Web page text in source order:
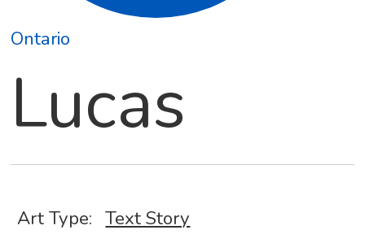
Ontario
Lucas
Art Type: Text Story